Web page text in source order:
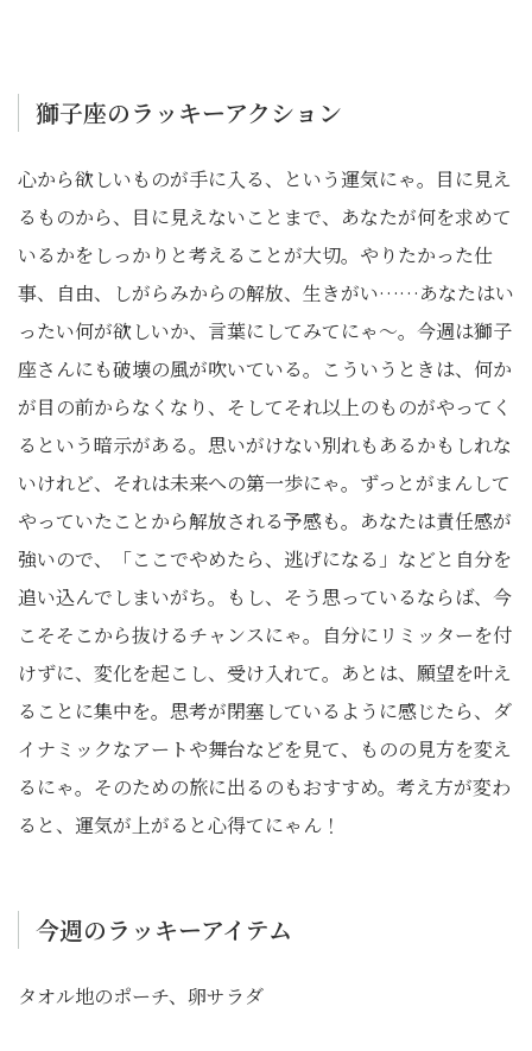
獅子座のラッキーアクション
心から欲しいものが手に入る、という運気にゃ。目に見え
るものから、目に見えないことまで、あなたが何を求めて
いるかをしっかりと考えることが大切。やりたかった仕
事、自由、しがらみからの解放、生きがい……あなたはい
ったい何が欲しいか、言葉にしてみてにゃ～。今週は獅子
座さんにも破壊の風が吹いている。こういうときは、何か
が目の前からなくなり、そしてそれ以上のものがやってく
るという暗示がある。思いがけない別れもあるかもしれな
いけれど、それは未来への第一歩にゃ。ずっとがまんして
やっていたことから解放される予感も。あなたは責任感が
強いので、「ここでやめたら、逃げになる」などと自分を
追い込んでしまいがち。もし、そう思っているならば、今
こそそこから抜けるチャンスにゃ。自分にリミッターを付
けずに、変化を起こし、受け入れて。あとは、願望を叶え
ることに集中を。思考が閉塞しているように感じたら、ダ
イナミックなアートや舞台などを見て、ものの見方を変え
るにゃ。そのための旅に出るのもおすすめ。考え方が変わ
ると、運気が上がると心得てにゃん！
今週のラッキーアイテム
タオル地のポーチ、卵サラダ